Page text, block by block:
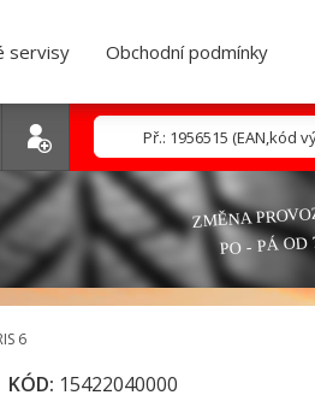
servisy Obchodní podmínky
ZMĚNA
PO - PÁ OD
6
KÓD: 15422040000